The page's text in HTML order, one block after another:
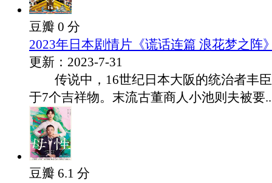
豆瓣 0 分
2023年日本剧情片《谎话连篇 浪花梦之阵
更新：2023-7-31
传说中，16世纪日本大阪的统治者丰臣
于7个吉祥物。末流古董商人小池则夫被要
豆瓣 6.1 分